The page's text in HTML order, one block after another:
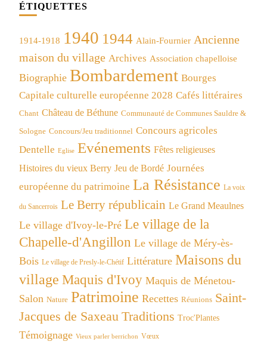
ÉTIQUETTES
1914-1918 1940 1944 Alain-Fournier Ancienne
maison du village Archives Association chapelloise
Biographie Bombardement Bourges
Capitale culturelle européenne 2028 Cafés littéraires
Chant Château de Béthune Communauté de Communes Sauldre &
Sologne Concours/Jeu traditionnel Concours agricoles
Dentelle Eglise Evénements Fêtes religieuses
Histoires du vieux Berry Jeu de Bordé Journées
européenne du patrimoine La Résistance La voix
du Sancerrois Le Berry républicain Le Grand Meaulnes
Le village d'Ivoy-le-Pré Le village de la
Chapelle-d'Angillon Le village de Méry-ès-
Bois Le village de Presly-le-Chétif Littérature Maisons du
village Maquis d'Ivoy Maquis de Ménetou-
Salon Nature Patrimoine Recettes Réunions Saint-
Jacques de Saxeau Traditions Troc'Plantes
Témoignage Vieux parler berrichon Vœux